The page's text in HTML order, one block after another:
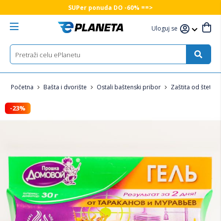
SUPer ponuda DO -60% ==>
Uloguj se
Početna Bašta i dvorište Ostali baštenski pribor Zaštita od
-23%